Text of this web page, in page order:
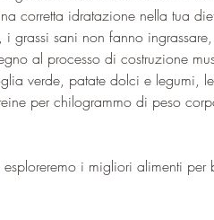
corretta idratazione nella tua
grassi sani non fanno
al processo di costruzione
verde, patate dolci e legumi,
​​per chilogrammo di peso
i migliori alimenti per